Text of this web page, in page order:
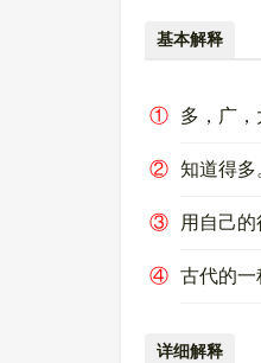
基本解释
① 多，广，
② 知道得多
③ 用自己的
④ 古代的一
详细解释